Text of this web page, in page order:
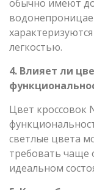
обычно имеют
легкостью.
4. Влияет ли
Цвет кроссовок
светлые цвета
требовать чаще
идеальном